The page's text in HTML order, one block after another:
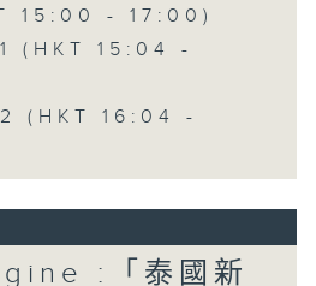
15:00 - 17:00)
(HKT 15:04 -
(HKT 16:04 -
:「泰國新